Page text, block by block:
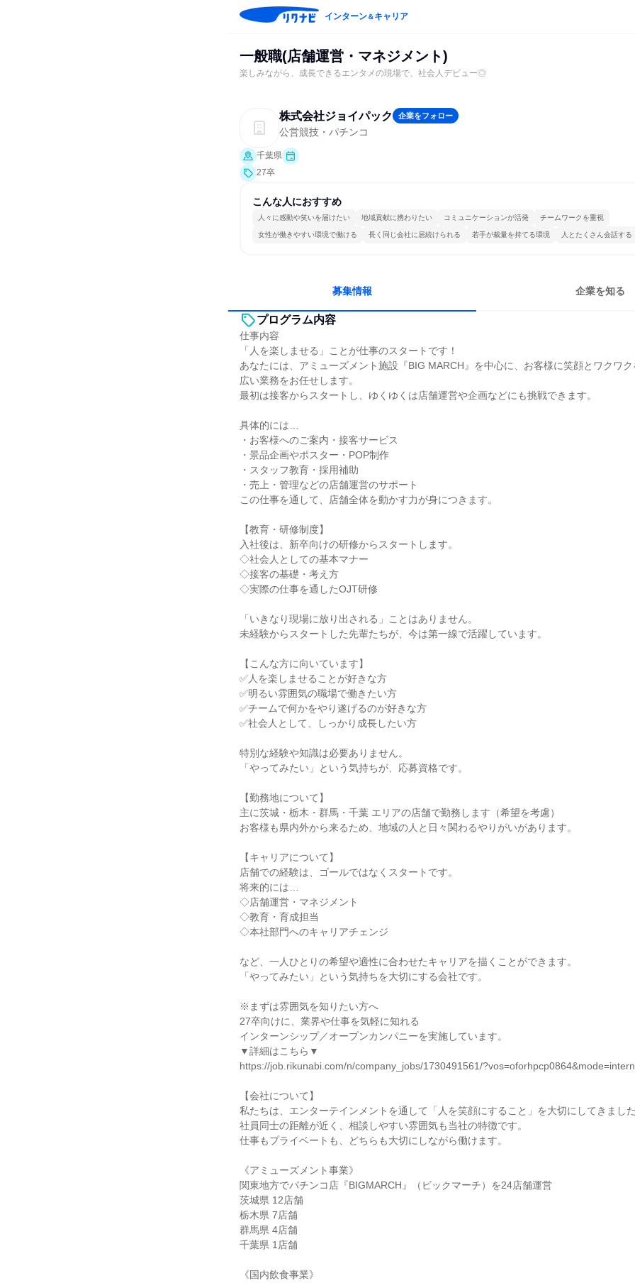
インターン＆キャリア
一般職(店舗運営・マネジメント)
楽しみながら、成長できるエンタメの現場で、社会人デビュー◎
株式会社ジョイパック 企業をフォロー
公営競技・パチンコ
千葉県
27卒
こんな人におすすめ
人々に感動や笑いを届けたい 地域貢献に携わりたい コミュニケーションが活発 チームワークを重視
女性が働きやすい環境で働ける 長く同じ会社に居続けられる 若手が裁量を持てる環境 人とたくさん会話する
募集情報 企業を知る
プログラム内容
仕事内容
「人を楽しませる」ことが仕事のスタートです！
あなたには、アミューズメント施設『BIG MARCH』を中心に、お客様に笑顔とワクワ
広い業務をお任せします。
最初は接客からスタートし、ゆくゆくは店舗運営や企画などにも挑戦できます。
具体的には…
・お客様へのご案内・接客サービス
・景品企画やポスター・POP制作
・スタッフ教育・採用補助
・売上・管理などの店舗運営のサポート
この仕事を通して、店舗全体を動かす力が身につきます。
【教育・研修制度】
入社後は、新卒向けの研修からスタートします。
◇社会人としての基本マナー
◇接客の基礎・考え方
◇実際の仕事を通したOJT研修
「いきなり現場に放り出される」ことはありません。
未経験からスタートした先輩たちが、今は第一線で活躍しています。
【こんな方に向いています】
✅人を楽しませることが好きな方
✅明るい雰囲気の職場で働きたい方
✅チームで何かをやり遂げるのが好きな方
✅社会人として、しっかり成長したい方
特別な経験や知識は必要ありません。
「やってみたい」という気持ちが、応募資格です。
【勤務地について】
主に茨城・栃木・群馬・千葉 エリアの店舗で勤務します（希望を考慮）
お客様も県内外から来るため、地域の人と日々関わるやりがいがあります。
【キャリアについて】
店舗での経験は、ゴールではなくスタートです。
将来的には…
◇店舗運営・マネジメント
◇教育・育成担当
◇本社部門へのキャリアチェンジ
など、一人ひとりの希望や適性に合わせたキャリアを描くことができます。
「やってみたい」という気持ちを大切にする会社です。
※まずは雰囲気を知りたい方へ
27卒向けに、業界や仕事を気軽に知れる
インターンシップ／オープンカンパニーを実施しています。
▼詳細はこちら▼
https://job.rikunabi.com/n/company_jobs/1730491561/?vos=oforhpcp0864&mode=intern
【会社について】
私たちは、エンターテインメントを通して「人を笑顔にすること」を大切にしてきました
社員同士の距離が近く、相談しやすい雰囲気も当社の特徴です。
仕事もプライベートも、どちらも大切にしながら働けます。
《アミューズメント事業》
関東地方でパチンコ店『BIGMARCH』（ビックマーチ）を24店舗運営
茨城県 12店舗
栃木県 7店舗
群馬県 4店舗
千葉県 1店舗
《国内飲食事業》